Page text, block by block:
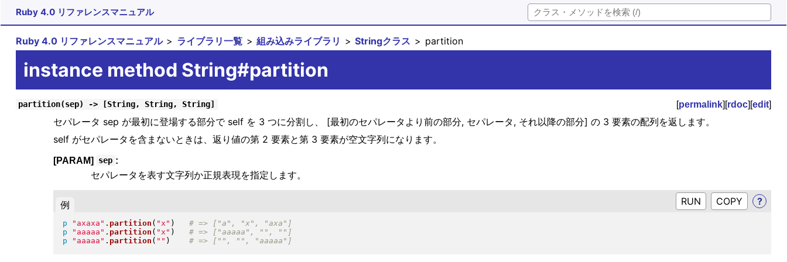
Ruby 4.0 リファレンスマニュアル
Ruby 4.0 リファレンスマニュアル ライブラリ一覧 組み込みライブラリ Stringクラス partition
instance method String#partition
partition(sep) -> [String, String, String] [permalink][rdoc][edit]
セパレータ sep が最初に登場する部分で self を 3 つに分割し、 [最初のセパレータより前の部分, セパレータ, それ以降の部分] の 3 要素の配列を返します。
self がセパレータを含まないときは、返り値の第 2 要素と第 3 要素が空文字列になります。
[PARAM] sep :
セパレータを表す文字列か正規表現を指定します。
例 RUN ?
p " axaxa " . partition ( "x " )
p
" aaaaa " . partition ( "x " )
p
" aaaaa " . partition ( " " )